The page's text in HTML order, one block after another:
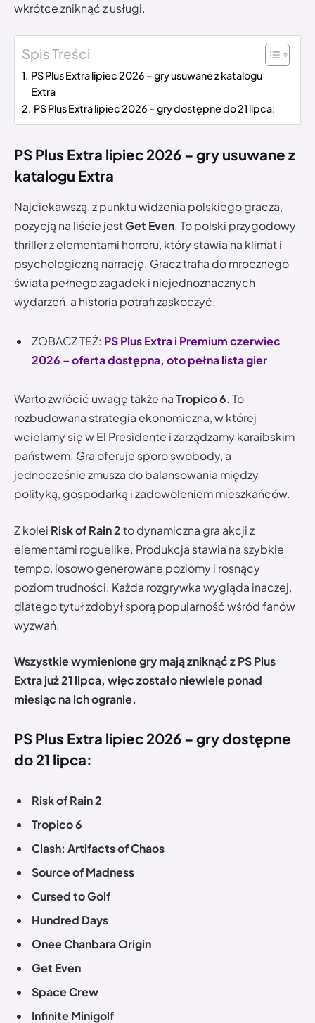
wkrótce zniknąć z usługi.
Spis Treści
PS Plus Extra lipiec 2026 – gry usuwane z katalogu
Extra
PS Plus Extra lipiec 2026 – gry dostępne do 21 lipca:
PS Plus Extra lipiec 2026 – gry usuwane z
katalogu Extra
Najciekawszą, z punktu widzenia polskiego gracza,
pozycją na liście jestGet Even. To polski przygodowy
thriller z elementami horroru, który stawia na klimat i
psychologiczną narrację. Gracz trafia do mrocznego
świata pełnego zagadek i niejednoznacznych
wydarzeń, a historia potrafi zaskoczyć.
ZOBACZ TEŻ: PS Plus Extra i Premium czerwiec
2026 – oferta dostępna, oto pełna lista gier
Warto zwrócić uwagę także naTropico 6. To
rozbudowana strategia ekonomiczna, w której
wcielamy się w El Presidente i zarządzamy karaibskim
państwem. Gra oferuje sporo swobody, a
jednocześnie zmusza do balansowania między
polityką, gospodarką i zadowoleniem mieszkańców.
Z kolei Risk of Rain 2to dynamiczna gra akcji z
elementami roguelike. Produkcja stawia na szybkie
tempo, losowo generowane poziomy i rosnący
poziom trudności. Każda rozgrywka wygląda inaczej,
dlatego tytuł zdobył sporą popularność wśród fanów
wyzwań.
Wszystkie wymienione gry mają zniknąć z PS Plus
Extra już 21 lipca, więc zostało niewiele ponad
miesiąc na ich ogranie.
PS Plus Extra lipiec 2026 – gry dostępne
do 21 lipca:
Risk of Rain 2
Tropico 6
Clash: Artifacts of Chaos
Source of Madness
Cursed to Golf
Hundred Days
Onee Chanbara Origin
Get Even
Space Crew
Infinite Minigolf